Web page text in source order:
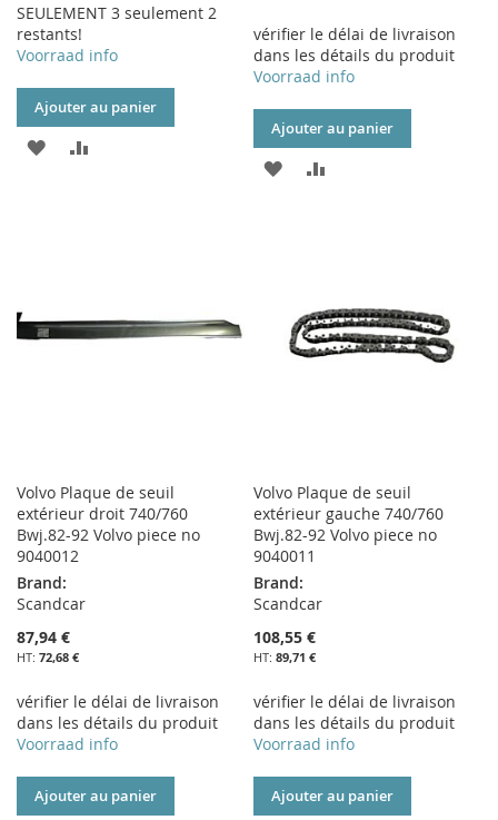
SEULEMENT 3 seulement 2
restants!
Voorraad info
Ajouter au panier
AJOUTER
vérifier le délai de livraison
dans les détails du produit
Voorraad info
Ajouter au panier
AJOUTER
D’ENVIE
Volvo Plaque de seuil
extérieur droit 740/760
Bwj.82-92 Volvo piece no
9040012
Brand:
Scandcar
87,94 €
72,68 €
vérifier le délai de livraison
dans les détails du produit
Voorraad info
Ajouter au panier
Volvo Plaque de seuil
extérieur gauche 740/760
Bwj.82-92 Volvo piece no
9040011
Brand:
Scandcar
108,55 €
89,71 €
vérifier le délai de livraison
dans les détails du produit
Voorraad info
Ajouter au panier